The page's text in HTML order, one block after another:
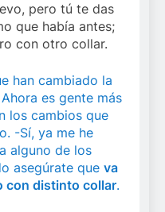
pero tú te das
que había antes;
con otro collar.
han cambiado la
es gente más
los cambios que
-Sí, ya me he
alguno de los
asegúrate que va
con distinto collar.